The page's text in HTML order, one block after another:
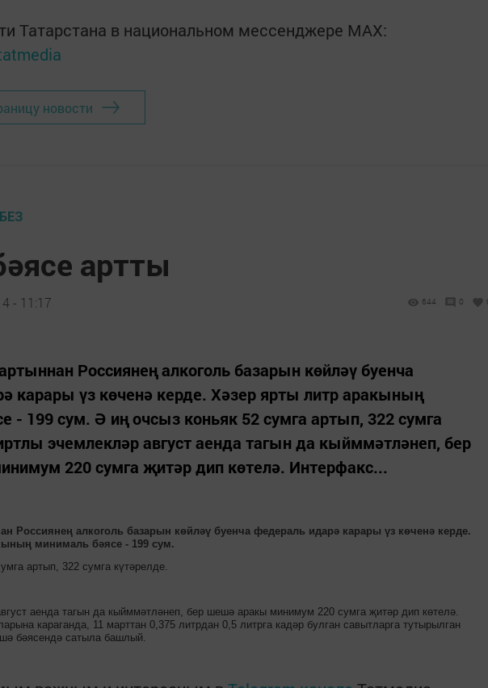
Татарстана в национальном мессенджере MАХ:
новости
артты
- 11:17 644 0
Россиянең алкоголь базарын көйләү буенча
карары үз көченә керде. Хәзер ярты литр аракының
- 199 сум. Ә иң очсыз коньяк 52 сумга артып, 322 сумга
эчемлекләр август аенда тагын да кыйммәтләнеп, бер
220 сумга җитәр дип көтелә. Интерфакс...
Россиянең алкоголь базарын көйләү буенча федераль идарә карары үз көченә керде.
минималь бәясе - 199 сум.
артып, 322 сумга күтәрелде.
аенда тагын да кыйммәтләнеп, бер шешә аракы минимум 220 сумга җитәр дип көтелә.
караганда, 11 марттан 0,375 литрдан 0,5 литрга кадәр булган савытларга тутырылган
бәясендә сатыла башлый.